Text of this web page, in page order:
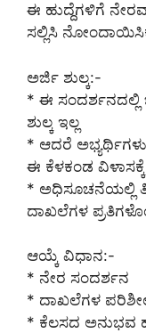
ಈ ಹುದ್ದೆಗಳಿಗೆ
ಸಲ್ಲಿಸಿ
ಅರ್ಜಿ ಶುಲ್ಕ:-
* ಈ ಸಂದರ್ಶನದಲ್ಲಿ
ಶುಲ್ಕ ಇಲ್ಲ
* ಆದರೆ
ಈ ಕೆಳಕಂಡ
* ಅಧಿಸೂಚನೆಯಲ್ಲಿ
ದಾಖಲೆಗಳ
ಆಯ್ಕೆ ವಿಧಾನ:-
* ನೇರ ಸಂದರ್ಶನ
* ದಾಖಲೆಗಳ
* ಕೆಲಸದ ಅನುಭವ